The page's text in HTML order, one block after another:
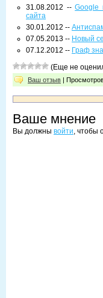
31.08.2012 --Google
сайта
30.01.2012 --
07.05.2013 -- Новый
07.12.2012 -- Граф
(Еще не
Ваш отзыв |
Ваше мнение
Вы должны войти, чтобы